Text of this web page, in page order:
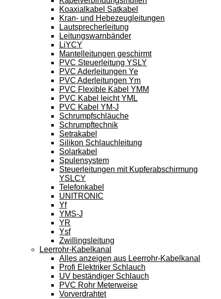
Koaxialkabel Satkabel
Kran- und Hebezeugleitungen
Lautsprecherleitung
Leitungswarnbänder
LiYCY
Mantelleitungen geschirmt
PVC Steuerleitung YSLY
PVC Aderleitungen Ye
PVC Aderleitungen Ym
PVC Flexible Kabel YMM
PVC Kabel leicht YML
PVC Kabel YM-J
Schrumpfschläuche
Schrumpftechnik
Setrakabel
Silikon Schlauchleitung
Solarkabel
Spulensystem
Steuerleitungen mit Kupferabschirmung
YSLCY
Telefonkabel
UNITRONIC
Yf
YMS-J
YR
Ysf
Zwillingsleitung
Leerrohr-Kabelkanal
Alles anzeigen aus Leerrohr-Kabelkanal
Profi Elektriker Schlauch
UV beständiger Schlauch
PVC Rohr Meterweise
Vorverdrahtet